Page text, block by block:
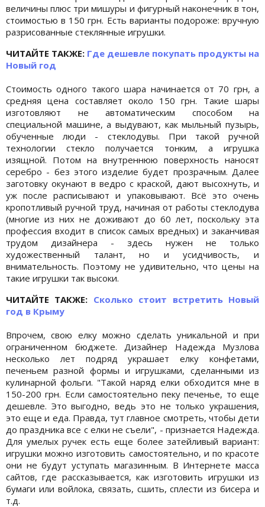
величины плюс три мишуры и фигурный наконечник в тон,
стоимостью в 150 грн. Есть варианты подороже: вручную
разрисованные стеклянные игрушки.
ЧИТАЙТЕ ТАКЖЕ: Где дешевле покупать продукты на
Новый год
Стоимость одного такого шара начинается от 70 грн, а
средняя цена составляет около 150 грн. Такие шары
изготовляют не автоматическим способом на
специальной машине, а выдувают, как мыльный пузырь,
обученные люди - стеклодувы. При такой ручной
технологии стекло получается тонким, а игрушка
изящной. Потом на внутреннюю поверхность наносят
серебро - без этого изделие будет прозрачным. Далее
заготовку окунают в ведро с краской, дают высохнуть, и
уж после расписывают и упаковывают. Всё это очень
кропотливый ручной труд, начиная от работы стеклодува
(многие из них не доживают до 60 лет, поскольку эта
профессия входит в список самых вредных) и заканчивая
трудом дизайнера - здесь нужен не только
художественный талант, но и усидчивость, и
внимательность. Поэтому не удивительно, что цены на
такие игрушки так высоки.
ЧИТАЙТЕ ТАКЖЕ: Сколько стоит встретить Новый
год в Крыму
Впрочем, свою елку можно сделать уникальной и при
ограниченном бюджете. Дизайнер Надежда Музлова
несколько лет подряд украшает елку конфетами,
печеньем разной формы и игрушками, сделанными из
кулинарной фольги. "Такой наряд елки обходится мне в
150-200 грн. Если самостоятельно пеку печенье, то еще
дешевле. Это выгодно, ведь это не только украшения,
это еще и еда. Правда, тут главное смотреть, чтобы дети
до праздника все с елки не съели", - признается Надежда.
Для умелых ручек есть еще более затейливый вариант:
игрушки можно изготовить самостоятельно, и по красоте
они не будут уступать магазинным. В Интернете масса
сайтов, где рассказывается, как изготовить игрушки из
бумаги или войлока, связать, сшить, сплести из бисера и
т.д.